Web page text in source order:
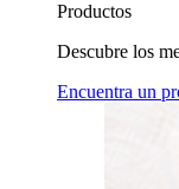
Productos
Descubre los
Encuentra un